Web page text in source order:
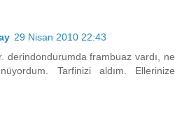
29 Nisan 2010 22:43
derindondurumda frambuaz vardı, ne
Tarfinizi aldım. Ellerinize